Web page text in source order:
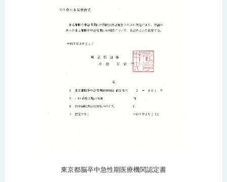
東京都脳卒中急性期医療機関認定書